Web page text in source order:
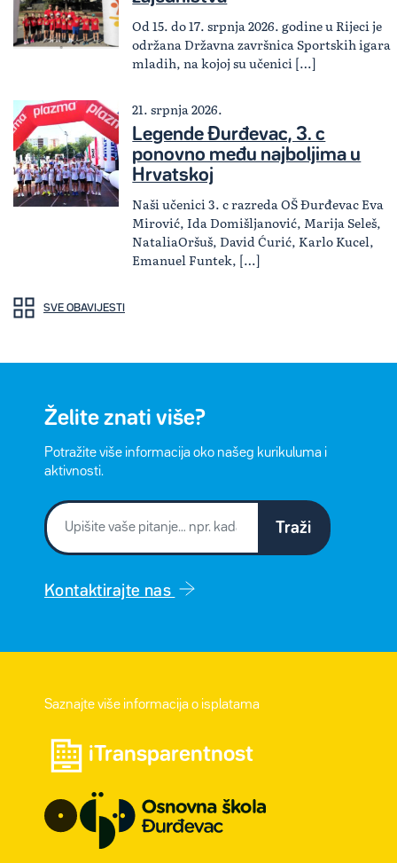
Od 15. do 17. srpnja 2026. godine u Rijeci je
održana Državna završnica Sportskih igara
mladih, na kojoj su učenici […]
21. srpnja 2026.
Legende Đurđevac, 3. c
ponovno među najboljima u
Hrvatskoj
Naši učenici 3. c razreda OŠ Đurđevac Eva
Mirović, Ida Domišljanović, Marija Seleš,
NataliaOršuš, David Ćurić, Karlo Kucel,
Emanuel Funtek, […]
SVE OBAVIJESTI
Želite znati više?
Potražite više informacija oko našeg kurikuluma i
aktivnosti.
Traži
Kontaktirajte nas
Saznajte više informacija o isplatama
iTransparentnost